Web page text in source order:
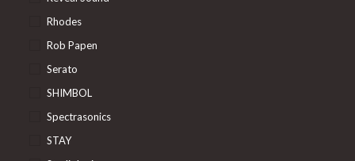
Rhodes
Rob Papen
Serato
SHIMBOL
Spectrasonics
STAY